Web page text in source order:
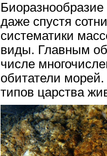
даже спустя
систематики
виды. Главным
числе
обитатели
типов царства